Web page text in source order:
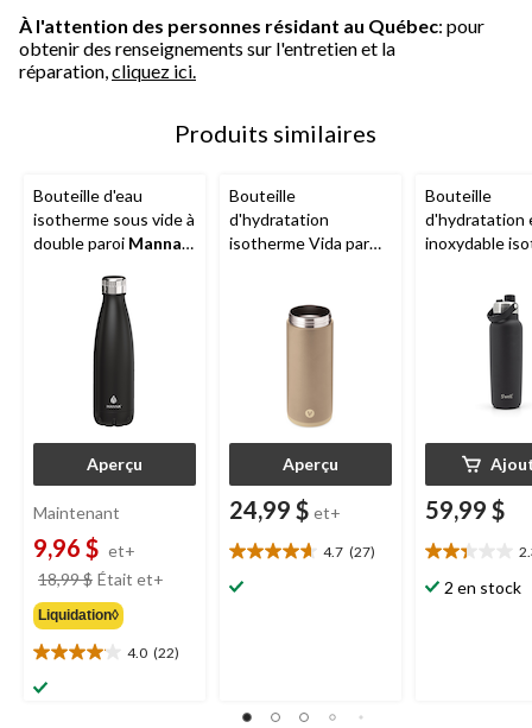
À l'attention des personnes résidant au Québec: pour
obtenir des renseignements sur l'entretien et la
réparation, cliquez ici.
Produits similaires
Bouteille d'eau
isotherme sous vide à
double paroi Manna
Aperçu
Maintenant
9,96 $ et+
18,99 $ Était et+
partir
Liquidation◊
4.0 (22)
4.0
étoile(s)
Bouteille
d'hydratation
isotherme Vida par
choix de couleurs, 32
Aperçu
24,99 $ et+
4.7 (27)
4.7
étoile(s)
Bouteille
d'hydratation
inoxydable
couvercle à
ouverture,
59,99 $
2.3
étoile(s)
2 en stock